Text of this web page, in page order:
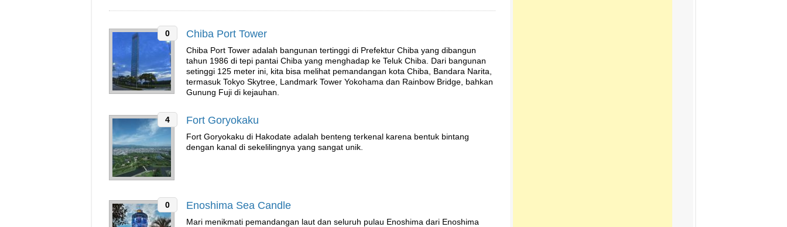
0 Chiba Port Tower
Chiba Port Tower adalah bangunan tertinggi di Prefektur Chiba yang dibangun
tahun 1986 di tepi pantai Chiba yang menghadap ke Teluk Chiba. Dari bangunan
setinggi 125 meter ini, kita bisa melihat pemandangan kota Chiba, Bandara Narita,
termasuk Tokyo Skytree, Landmark Tower Yokohama dan Rainbow Bridge, bahkan
Gunung Fuji di kejauhan.
4 Fort Goryokaku
Fort Goryokaku di Hakodate adalah benteng terkenal karena bentuk bintang
dengan kanal di sekelilingnya yang sangat unik.
0 Enoshima Sea Candle
Mari menikmati pemandangan laut dan seluruh pulau Enoshima dari Enoshima